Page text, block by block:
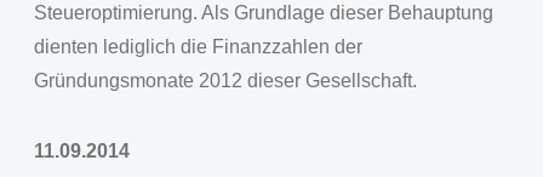
Steueroptimierung. Als Grundlage dieser Behauptung
dienten lediglich die Finanzzahlen der
Gründungsmonate 2012 dieser Gesellschaft.
11.09.2014